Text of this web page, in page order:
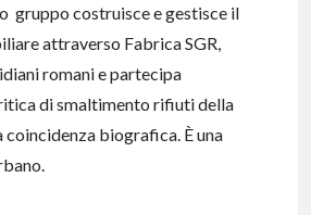
gruppo costruisce e gestisce il
attraverso Fabrica SGR,
romani e partecipa
di smaltimento rifiuti della
coincidenza biografica. È una